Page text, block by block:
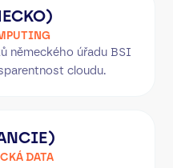
německého úřadu BSI
cloudu.
DATA